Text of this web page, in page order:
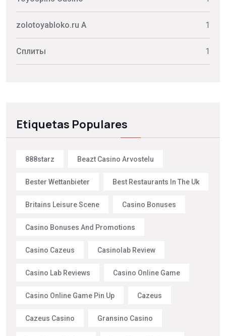
zolotoyabloko.ru A 1
Сплиты 1
Etiquetas Populares
888starz Beazt Casino Arvostelu
Bester Wettanbieter Best Restaurants In The Uk
Britains Leisure Scene Casino Bonuses
Casino Bonuses And Promotions
Casino Cazeus Casinolab Review
Casino Lab Reviews Casino Online Game
Casino Online Game Pin Up Cazeus
Cazeus Casino Gransino Casino